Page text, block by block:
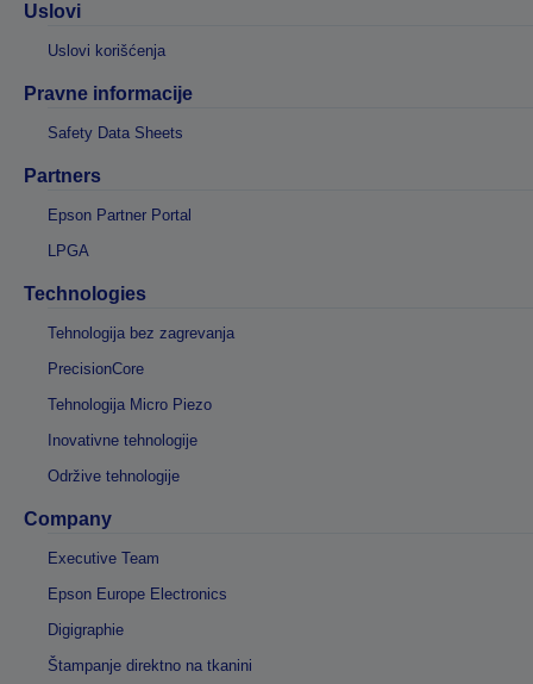
Uslovi
Uslovi korišćenja
Pravne informacije
Safety Data Sheets
Partners
Epson Partner Portal
LPGA
Technologies
Tehnologija bez zagrevanja
PrecisionCore
Tehnologija Micro Piezo
Inovativne tehnologije
Održive tehnologije
Company
Executive Team
Epson Europe Electronics
Digigraphie
Štampanje direktno na tkanini